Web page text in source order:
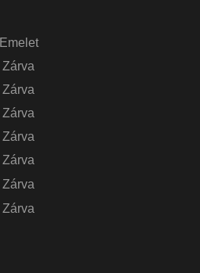
Emelet
Zárva
Zárva
Zárva
Zárva
Zárva
Zárva
Zárva